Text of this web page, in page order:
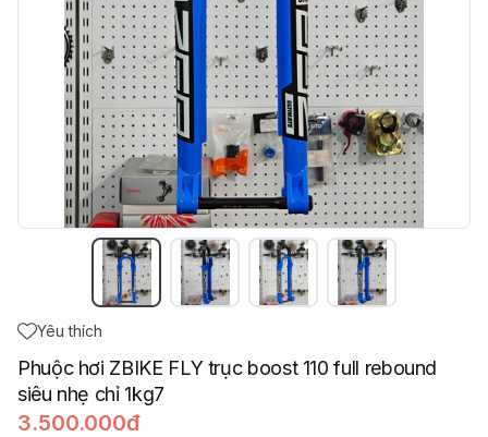
Yêu thích
Phuộc hơi ZBIKE FLY trục boost 110 full rebound
siêu nhẹ chỉ 1kg7
3.500.000đ